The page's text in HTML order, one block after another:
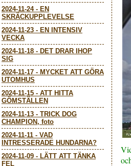
2024-11-24- EN
SKRÄCKUPPLEVELSE
2024-11-23 - EN INTENSIV
VECKA
2024-11-18 - DET DRAR IHOP
SIG
2024-11-17 - MYCKET ATT GÖRA
UTOMHUS
2024-11-15 - ATT HITTA
GÖMSTÄLLEN
2024-11-13 - TRICK DOG
CHAMPION, foto
2024-11-11 - VAD
INTRESSERADE HUNDARNA?
2024-11-09 - LÄTT ATT TÄNKA
FEL